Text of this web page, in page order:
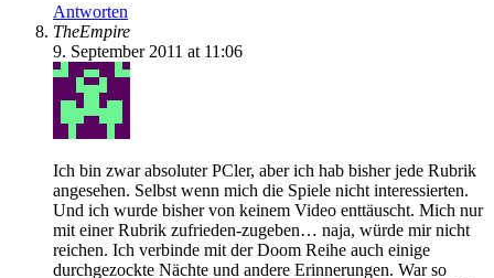
Antworten
TheEmpire
9. September 2011 at 11:06
Ich bin zwar absoluter PCler, aber ich hab bisher jede Rubrik
angesehen. Selbst wenn mich die Spiele nicht interessierten.
Und ich wurde bisher von keinem Video enttäuscht. Mich nur
mit einer Rubrik zufrieden-zugeben… naja, würde mir nicht
reichen. Ich verbinde mit der Doom Reihe auch einige
durchgezockte Nächte und andere Erinnerungen. War so